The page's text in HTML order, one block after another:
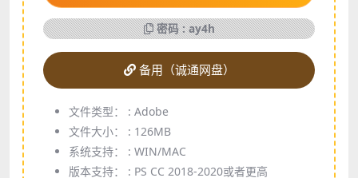
密码 : ay4h
备用（诚通网盘）
文件类型： : Adobe
文件大小： : 126MB
系统支持： : WIN/MAC
版本支持： : PS CC 2018-2020或者更高